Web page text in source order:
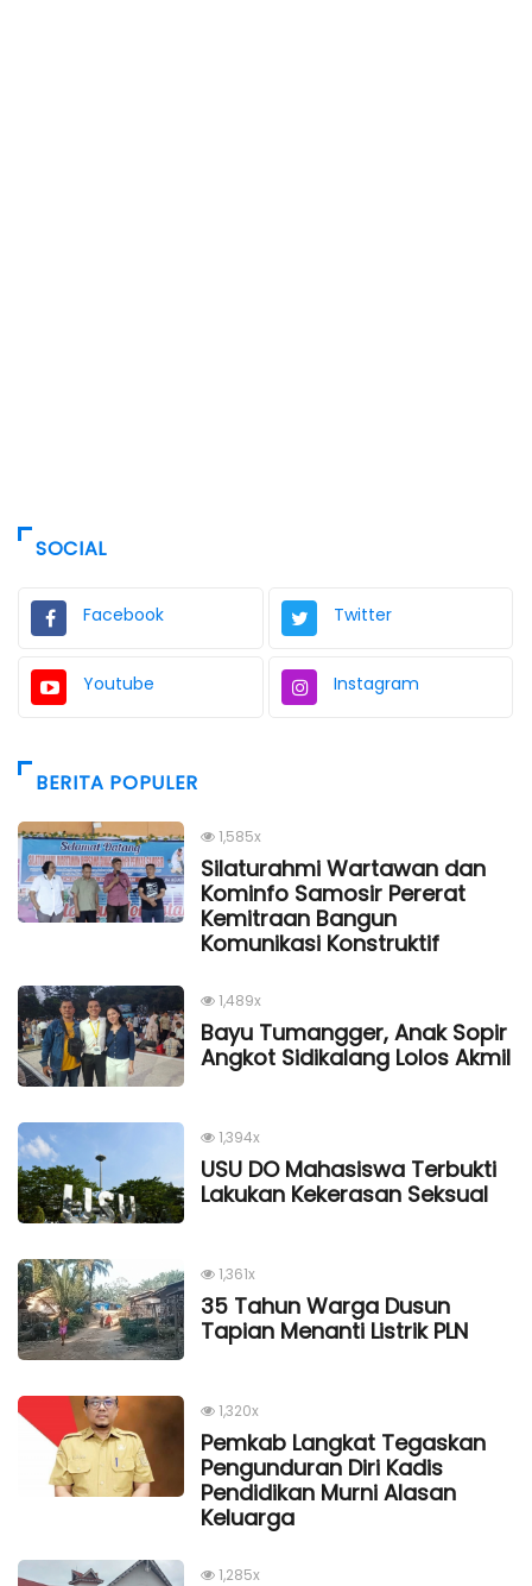
SOCIAL
Facebook Twitter
Youtube Instagram
BERITA POPULER
1,585x
Silaturahmi Wartawan dan
Kominfo Samosir Pererat
Kemitraan Bangun
Komunikasi Konstruktif
1,489x
Bayu Tumangger, Anak Sopir
Angkot Sidikalang Lolos Akmil
1,394x
USU DO Mahasiswa Terbukti
Lakukan Kekerasan Seksual
1,361x
35 Tahun Warga Dusun
Tapian Menanti Listrik PLN
1,320x
Pemkab Langkat Tegaskan
Pengunduran Diri Kadis
Pendidikan Murni Alasan
Keluarga
1,285x